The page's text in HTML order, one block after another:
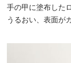
手の甲に塗布した
うるおい、表面が